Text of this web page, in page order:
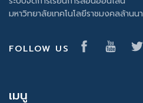
มหาวิทยาลัยเทคโนโลยีราชมงคลล้านนา
FOLLOW US
เมนู